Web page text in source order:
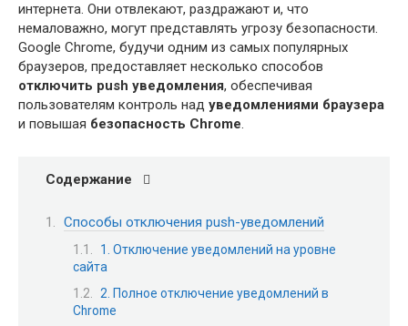
интернета. Они отвлекают, раздражают и, что
немаловажно, могут представлять угрозу безопасности.
Google Chrome, будучи одним из самых популярных
браузеров, предоставляет несколько способов
отключить push уведомления, обеспечивая
пользователям контроль над уведомлениями браузера
и повышая безопасность Chrome.
Содержание
Способы отключения push-уведомлений
1. Отключение уведомлений на уровне
сайта
2. Полное отключение уведомлений в
Chrome